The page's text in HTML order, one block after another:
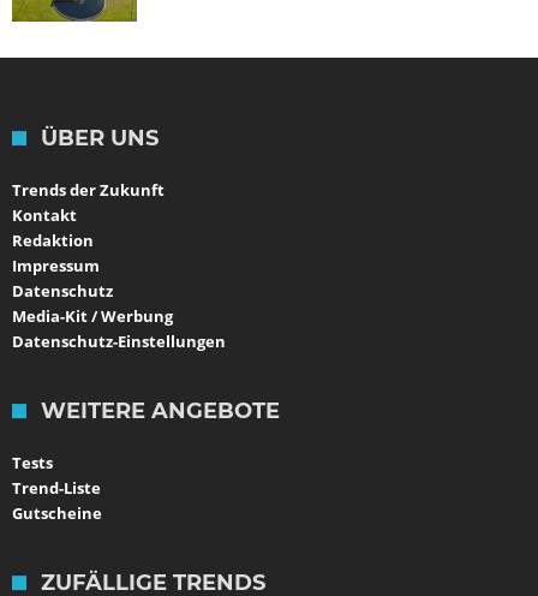
ÜBER UNS
Trends der Zukunft
Kontakt
Redaktion
Impressum
Datenschutz
Media-Kit / Werbung
Datenschutz-Einstellungen
WEITERE ANGEBOTE
Tests
Trend-Liste
Gutscheine
ZUFÄLLIGE TRENDS